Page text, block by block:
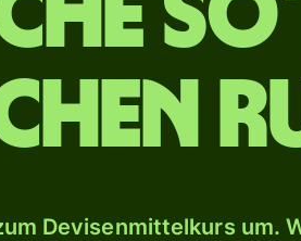
Devisenmittelkurs um.